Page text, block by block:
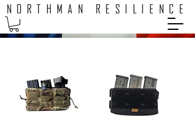
NORTHMAN RESILIENCE